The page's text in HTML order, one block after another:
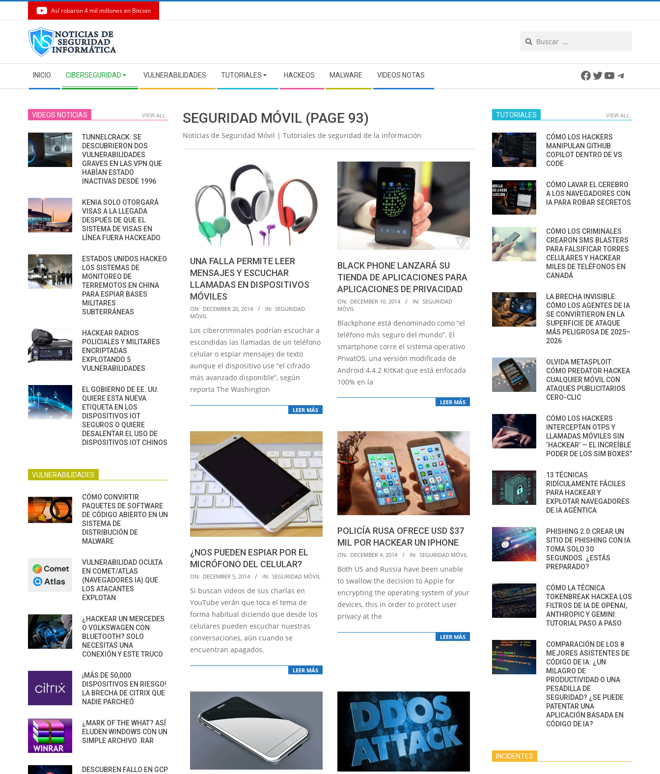
Así robaron 4 mil millones en Bitcoin
Navigation
Menu
INICIO CIBERSEGURIDAD VULNERABILIDADES TUTORIALES HACKEOS MALWARE VIDEOS NOTAS Facebook
Twitter
YouTube
SEGURIDAD MÓVIL (PAGE 93)
Noticias de Seguridad Móvil | Tutoriales de seguridad de la información
UNA FALLA PERMITE LEER
MENSAJES Y ESCUCHAR
LLAMADAS EN DISPOSITIVOS
MÓVILES
2014-
12-
20
ON: DECEMBER 20, 2014 IN: SEGURIDAD
MÓVIL
Los cibercriminales podrían escuchar a
escondidas las llamadas de un teléfono
celular o espiar mensajes de texto
aunque el dispositivo use “el cifrado
más avanzado disponible”, según
reporta The Washington
LEER MÁS
BLACK PHONE LANZARÁ SU
TIENDA DE APLICACIONES PARA
APLICACIONES DE PRIVACIDAD
2014-
12-
10
ON: DECEMBER 10, 2014 IN: SEGURIDAD
MÓVIL
Blackphone está denominado como “el
teléfono más seguro del mundo”. El
smartphone corre el sistema operativo
PrivatOS, una versión modificada de
Android 4.4.2 KitKat que está enfocada
100% en la
LEER MÁS
¿NOS PUEDEN ESPIAR POR EL
MICRÓFONO DEL CELULAR?
2014-
12-
05
ON: DECEMBER 5, 2014 IN: SEGURIDAD MÓVIL
Si buscan videos de sus charlas en
YouTube verán que toca el tema de
forma habitual diciendo que desde los
celulares pueden escuchar nuestras
conversaciones, aún cuando se
encuentran apagados.
LEER MÁS
POLICÍA RUSA OFRECE USD $37
MIL POR HACKEAR UN IPHONE
2014-
12-
04
ON: DECEMBER 4, 2014 IN: SEGURIDAD MÓVIL
Both US and Russia have been unable
to swallow the decision to Apple for
encrypting the operating system of your
devices, this in order to protect user
privacy at the
LEER MÁS
VIDEOS NOTICIAS VIEW ALL
TUNNELCRACK: SE
DESCUBRIERON DOS
VULNERABILIDADES
GRAVES EN LAS VPN QUE
HABÍAN ESTADO
INACTIVAS DESDE 1996
KENIA SOLO OTORGARÁ
VISAS A LA LLEGADA
DESPUÉS DE QUE EL
SISTEMA DE VISAS EN
LÍNEA FUERA HACKEADO
ESTADOS UNIDOS HACKEO
LOS SISTEMAS DE
MONITOREO DE
TERREMOTOS EN CHINA
PARA ESPIAR BASES
MILITARES
SUBTERRÁNEAS
HACKEAR RADIOS
POLICIALES Y MILITARES
ENCRIPTADAS
EXPLOTANDO 5
VULNERABILIDADES
EL GOBIERNO DE EE. UU.
QUIERE ESTA NUEVA
ETIQUETA EN LOS
DISPOSITIVOS IOT
SEGUROS O QUIERE
DESALENTAR EL USO DE
DISPOSITIVOS IOT CHINOS
VULNERABILIDADES
CÓMO CONVIRTIR
PAQUETES DE SOFTWARE
DE CÓDIGO ABIERTO EN UN
SISTEMA DE
DISTRIBUCIÓN DE
MALWARE
VULNERABILIDAD OCULTA
EN COMET/ATLAS
(NAVEGADORES IA) QUE
LOS ATACANTES
EXPLOTAN
¿HACKEAR UN MERCEDES
O VOLKSWAGEN CON
BLUETOOTH? SOLO
NECESITAS UNA
CONEXIÓN Y ESTE TRUCO
¡MÁS DE 50,000
DISPOSITIVOS EN RIESGO!
LA BRECHA DE CITRIX QUE
NADIE PARCHEÓ
¿MARK OF THE WHAT? ASÍ
ELUDEN WINDOWS CON UN
SIMPLE ARCHIVO .RAR
DESCUBREN FALLO EN GCP
TUTORIALES VIEW ALL
CÓMO LOS HACKERS
MANIPULAN GITHUB
COPILOT DENTRO DE VS
CODE
CÓMO LAVAR EL CEREBRO
A LOS NAVEGADORES CON
IA PARA ROBAR SECRETOS
CÓMO LOS CRIMINALES
CREARON SMS BLASTERS
PARA FALSIFICAR TORRES
CELULARES Y HACKEAR
MILES DE TELÉFONOS EN
CANADÁ
LA BRECHA INVISIBLE:
CÓMO LOS AGENTES DE IA
SE CONVIRTIERON EN LA
SUPERFICIE DE ATAQUE
MÁS PELIGROSA DE 2025–
2026
OLVIDA METASPLOIT:
CÓMO PREDATOR HACKEA
CUALQUIER MÓVIL CON
ATAQUES PUBLICITARIOS
CERO-CLIC
CÓMO LOS HACKERS
INTERCEPTAN OTPS Y
LLAMADAS MÓVILES SIN
‘HACKEAR’ — EL INCREÍBLE
PODER DE LOS SIM BOXES”
13 TÉCNICAS
RIDÍCULAMENTE FÁCILES
PARA HACKEAR Y
EXPLOTAR NAVEGADORES
DE IA AGÉNTICA
PHISHING 2.0:CREAR UN
SITIO DE PHISHING CON IA
TOMA SOLO 30
SEGUNDOS. ¿ESTÁS
PREPARADO?
CÓMO LA TÉCNICA
TOKENBREAK HACKEA LOS
FILTROS DE IA DE OPENAI,
ANTHROPIC Y GEMINI:
TUTORIAL PASO A PASO
COMPARACIÓN DE LOS 8
MEJORES ASISTENTES DE
CÓDIGO DE IA: ¿UN
MILAGRO DE
PRODUCTIVIDAD O UNA
PESADILLA DE
SEGURIDAD? ¿SE PUEDE
PATENTAR UNA
APLICACIÓN BASADA EN
CÓDIGO DE IA?
INCIDENTES